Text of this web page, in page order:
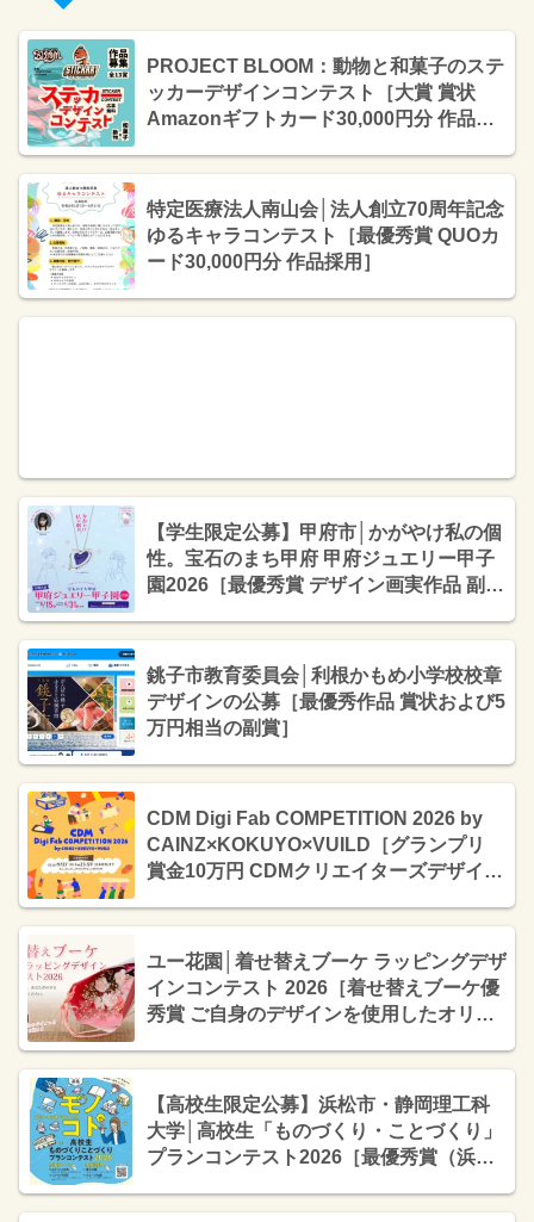
PROJECT BLOOM：動物と和菓子のステ
ッカーデザインコンテスト［大賞 賞状
Amazonギフトカード30,000円分 作品ス
特定医療法人南山会│法人創立70周年記念
ゆるキャラコンテスト［最優秀賞 QUOカ
ード30,000円分 作品採用］
【学生限定公募】甲府市│かがやけ私の個
性。宝石のまち甲府 甲府ジュエリー甲子
園2026［最優秀賞 デザイン画実作品 副賞
銚子市教育委員会│利根かもめ小学校校章
デザインの公募［最優秀作品 賞状および5
万円相当の副賞］
CDM Digi Fab COMPETITION 2026 by
CAINZ×KOKUYO×VUILD［グランプリ
賞金10万円 CDMクリエイターズデザイン
ユー花園│着せ替えブーケ ラッピングデザ
インコンテスト 2026［着せ替えブーケ優
秀賞 ご自身のデザインを使用したオリジ
【高校生限定公募】浜松市・静岡理工科
大学│高校生「ものづくり・ことづくり」
プランコンテスト2026［最優秀賞（浜松
ド］